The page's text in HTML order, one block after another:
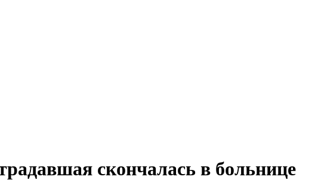
скончалась в больнице